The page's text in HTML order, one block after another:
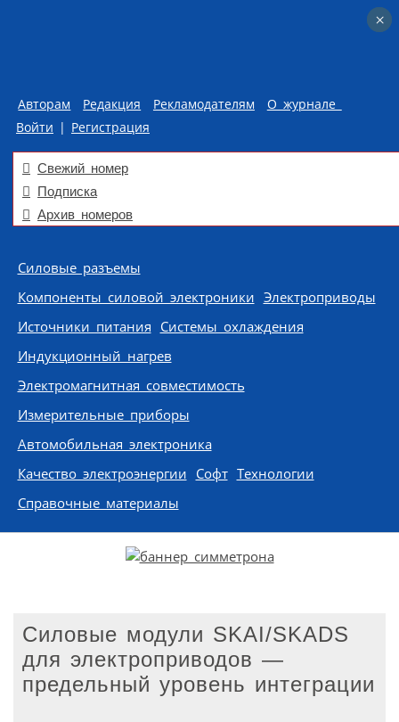
Авторам Редакция Рекламодателям
О журнале
Войти | Регистрация
Свежий номер
Подписка
Архив номеров
Skip to content
Силовые разъемы
Компоненты силовой электроники Электроприводы
Источники питания Системы охлаждения
Индукционный нагрев
Электромагнитная совместимость
Измерительные приборы
Автомобильная электроника
Качество электроэнергии Софт Технологии
Справочные материалы
Силовые модули SKAI/SKADS
для электроприводов —
предельный уровень интеграции
×
×